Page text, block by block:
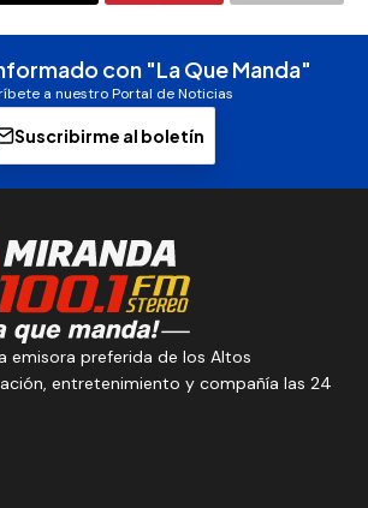
con "La Que Manda"
a nuestro Portal de Noticias
Suscribirme al boletín
emisora preferida de los Altos
entretenimiento y compañía las 24